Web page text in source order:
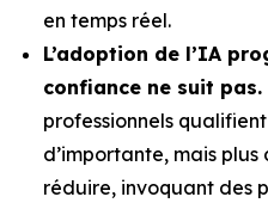
en temps réel.
L’adoption de l’IA
confiance ne suit pas.
professionnels
d’importante, mais
réduire, invoquant des